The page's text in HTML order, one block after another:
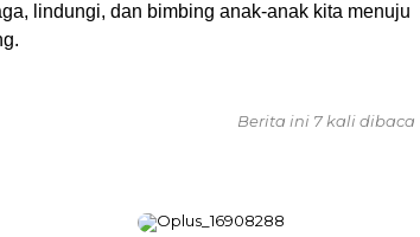
lindungi, dan bimbing anak-anak kita menuju
Berita ini 7 kali dibaca